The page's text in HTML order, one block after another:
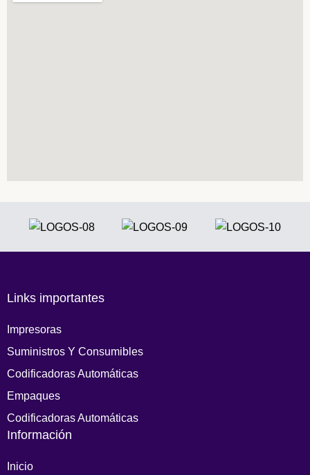
Links importantes
Impresoras
Suministros Y Consumibles
Codificadoras Automáticas
Empaques
Codificadoras Automáticas
Información
Inicio